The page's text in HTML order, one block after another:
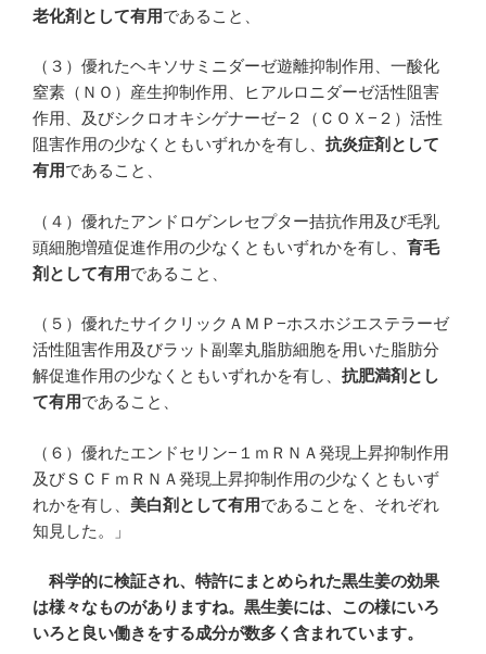
老化剤として有用であること、
（３）優れたヘキソサミニダーゼ遊離抑制作用、一酸化
窒素（ＮＯ）産生抑制作用、ヒアルロニダーゼ活性阻害
作用、及びシクロオキシゲナーゼ−２（ＣＯＸ−２）活性
阻害作用の少なくともいずれかを有し、 抗炎症剤として
有用であること、
（４）優れたアンドロゲンレセプター拮抗作用及び毛乳
頭細胞増殖促進作用の少なくともいずれかを有し、 育毛
剤として有用であること、
（５）優れたサイクリックＡＭＰ−ホスホジエステラーゼ
活性阻害作用及びラット副睾丸脂肪細胞を用いた脂肪分
解促進作用の少なくともいずれかを有し、 抗肥満剤とし
て有用であること、
（６）優れたエンドセリン−１ｍＲＮＡ発現上昇抑制作用
及びＳＣＦｍＲＮＡ発現上昇抑制作用の少なくともいず
れかを有し、 美白剤として有用であることを、それぞれ
知見した。」
科学的に検証され、特許にまとめられた黒生姜の効果
は様々なものがありますね。 黒生姜には、この様にいろ
いろと良い働きをする成分が数多く含まれています。